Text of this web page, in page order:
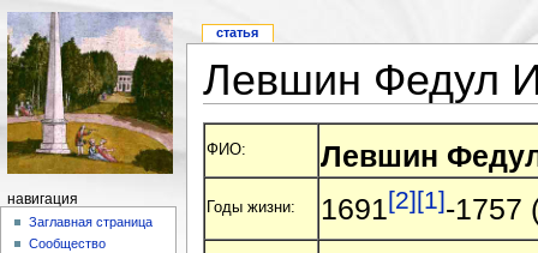
Левшин Федул
ФИО: Левшин
Годы жизни: 1691[2][1]-1757
статья
навигация
Заглавная страница
Сообщество